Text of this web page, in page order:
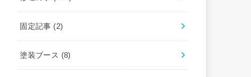
固定記事 (2)
塗装ブース (8)